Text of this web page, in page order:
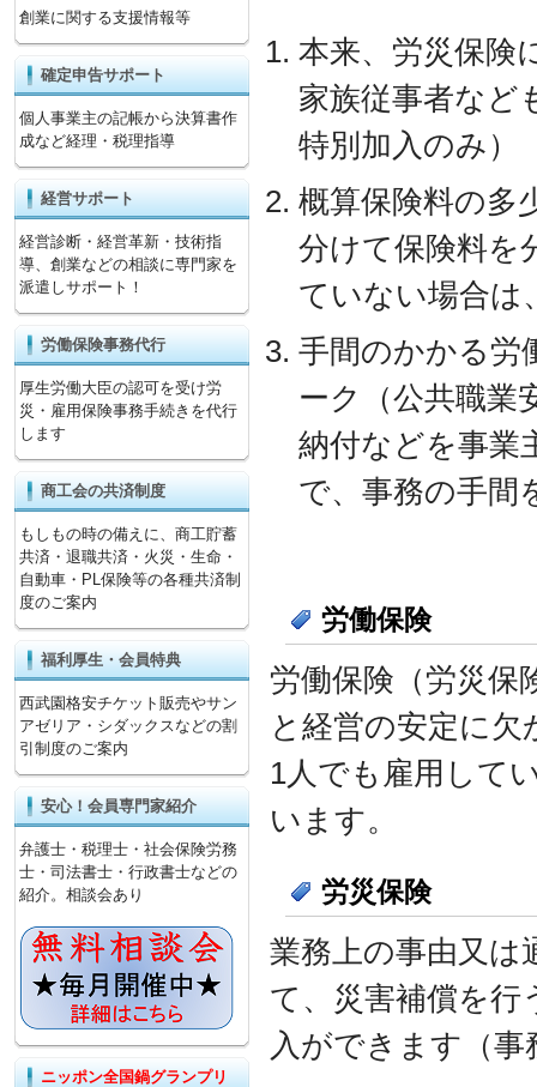
本来、労災保険
家族従事者など
特別加入のみ）
概算保険料の多
分けて保険料を
ていない場合は
手間のかかる労
ーク（公共職業
納付などを事業
で、事務の手間
労働保険
労働保険（労災保
と経営の安定に
1人でも雇用して
います。
労災保険
業務上の事由又は
て、災害補償を行
入ができます（事
創業に関する支援情報等
確定申告サポート
個人事業主の記帳から決算書作
成など経理・税理指導
経営サポート
経営診断・経営革新・技術指
導、創業などの相談に専門家を
派遣しサポート！
労働保険事務代行
厚生労働大臣の認可を受け労
災・雇用保険事務手続きを代行
します
商工会の共済制度
もしもの時の備えに、商工貯蓄
共済・退職共済・火災・生命・
自動車・PL保険等の各種共済制
度のご案内
福利厚生・会員特典
西武園格安チケット販売やサン
アゼリア・シダックスなどの割
引制度のご案内
安心！会員専門家紹介
弁護士・税理士・社会保険労務
士・司法書士・行政書士などの
紹介。相談会あり
ニッポン全国鍋グランプリ